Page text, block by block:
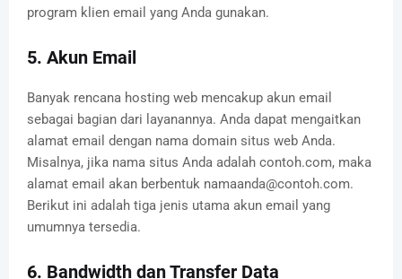
program klien email yang Anda gunakan.
5. Akun Email
Banyak rencana hosting web mencakup akun email
sebagai bagian dari layanannya. Anda dapat mengaitkan
alamat email dengan nama domain situs web Anda.
Misalnya, jika nama situs Anda adalah contoh.com, maka
alamat email akan berbentuk namaanda@contoh.com.
Berikut ini adalah tiga jenis utama akun email yang
umumnya tersedia.
6. Bandwidth dan Transfer Data